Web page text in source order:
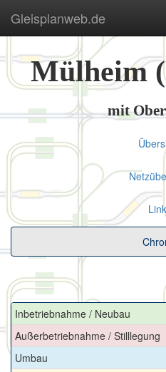
Gleisplanweb.de
Mülheim
mit
Inbetriebnahme / Neubau
Außerbetriebnahme / Stilllegung
Umbau